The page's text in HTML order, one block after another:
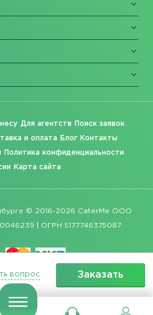
Заказать
вопрос
Для агентств Поиск заявок
и оплата Блог Контакты
Политика конфиденциальности
Карта сайта
© 2016-2026 CaterMe ООО
| ОГРН 5177746375087